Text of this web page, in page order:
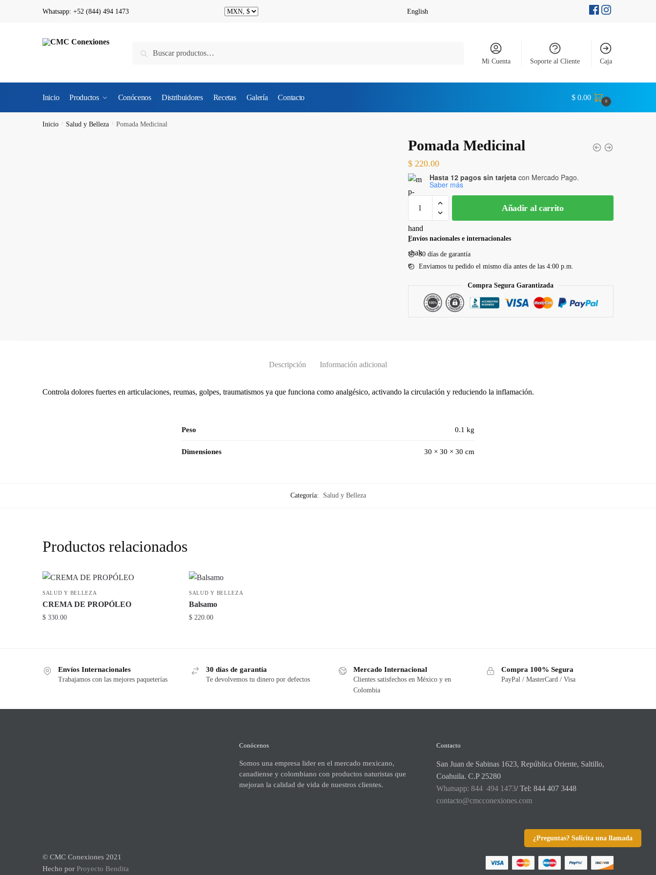
Whatsapp: +52 (844) 494 1473 English
Buscar
Mi Cuenta Soporte al Cliente Caja
Inicio Productos Conócenos Distribuidores Recetas Galería Contacto $ 0.00 0
Inicio / Salud y Belleza / Pomada Medicinal
Pomada Medicinal
$220.00
Hasta 12 pagos sin tarjetacon Mercado Pago.
Saber más
Añadir al carrito
Envíos nacionales e internacionales
30 días de garantía
Enviamos tu pedido el mismo día antes de las 4:00 p.m.
Compra Segura Garantizada
¿Preguntas? Solicita una llamada
Descripción Información adicional
Controla dolores fuertes en articulaciones, reumas, golpes, traumatismos ya que funciona como analgésico, activando la circulación y reduciendo la inflamación.
Peso 0.1 kg
Dimensiones 30 × 30 × 30 cm
Categoría: Salud y Belleza
Productos relacionados
SALUD Y BELLEZA
CREMA DE PROPÓLEO
$ 330.00
SALUD Y BELLEZA
Balsamo
$ 220.00
Envíos Internacionales
Trabajamos con las mejores paqueterías
30 días de garantía
Te devolvemos tu dinero por defectos
Mercado Internacional
Clientes satisfechos en México y en
Colombia
Compra 100% Segura
PayPal / MasterCard / Visa
Conócenos
Somos una empresa lider en el mercado mexicano,
canadiense y colombiano con productos naturistas que
mejoran la calidad de vida de nuestros clientes.
Contacto
San Juan de Sabinas 1623, República Oriente, Saltillo,
Coahuila. C.P 25280
Whatsapp: 844 494 1473/ Tel: 844 407 3448
contacto@cmcconexiones.com
© CMC Conexiones 2021
Hecho por Proyecto Bendita